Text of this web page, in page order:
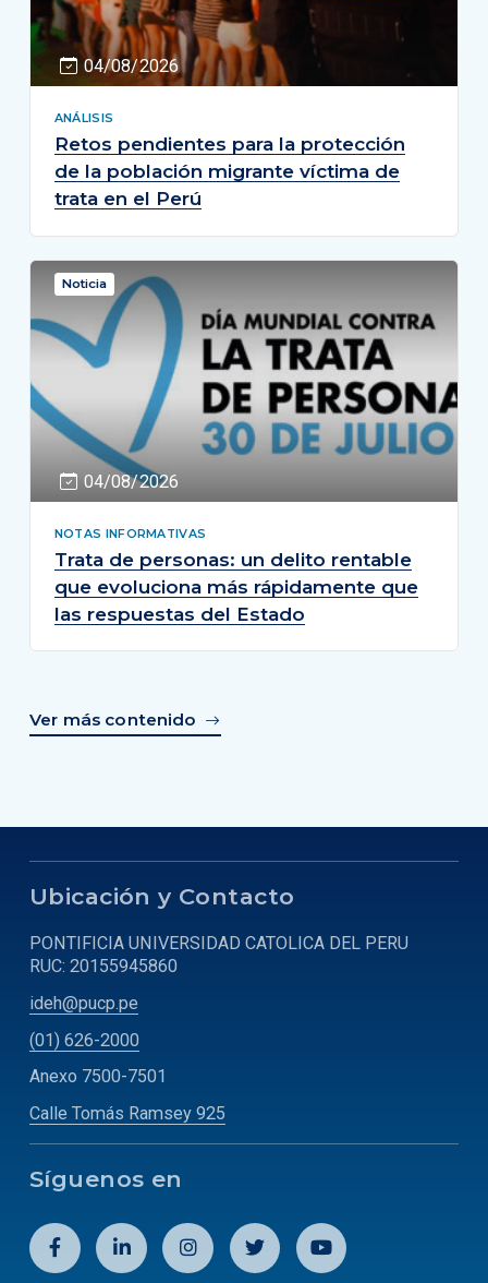
04/08/2026
ANÁLISIS
Retos pendientes para la protección
de la población migrante víctima de
trata en el Perú
Noticia
04/08/2026
NOTAS INFORMATIVAS
Trata de personas: un delito rentable
que evoluciona más rápidamente que
las respuestas del Estado
Ver más contenido
Ubicación y Contacto
PONTIFICIA UNIVERSIDAD CATOLICA DEL PERU
RUC: 20155945860
ideh@pucp.pe
(01) 626-2000
Anexo 7500-7501
Calle Tomás Ramsey 925
Síguenos en